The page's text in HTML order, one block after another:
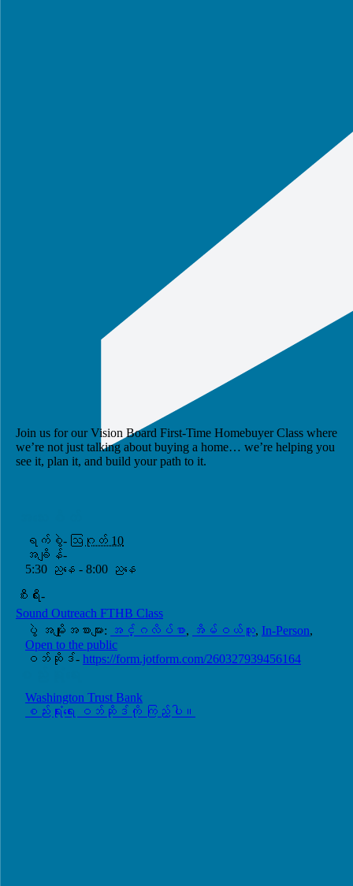
Join us for our Vision Board First-Time Homebuyer Class where
we’re not just talking about buying a home… we’re helping you
see it, plan it, and build your path to it.
ရက်စွဲ- ဩဂုတ် 10
အချိန်-
5:30 ညနေ - 8:00 ညနေ
စီးရီး-
Sound Outreach FTHB Class
ပွဲ အမျိုးအစားများ:
အင်္ဂလိပ်စာ, အိမ်ဝယ်သူ, In-Person,
Open to the public
ဝဘ်ဆိုဒ်- https://form.jotform.com/260327939456164
Washington Trust Bank
စည်းရုံးရေး ဝဘ်ဆိုဒ်ကို ကြည့်ပါ။